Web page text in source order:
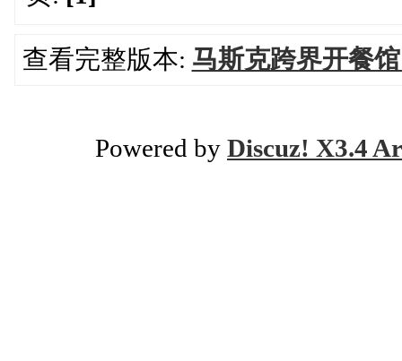
查看完整版本: 马斯克跨界开餐
Powered by Discuz! X3.4